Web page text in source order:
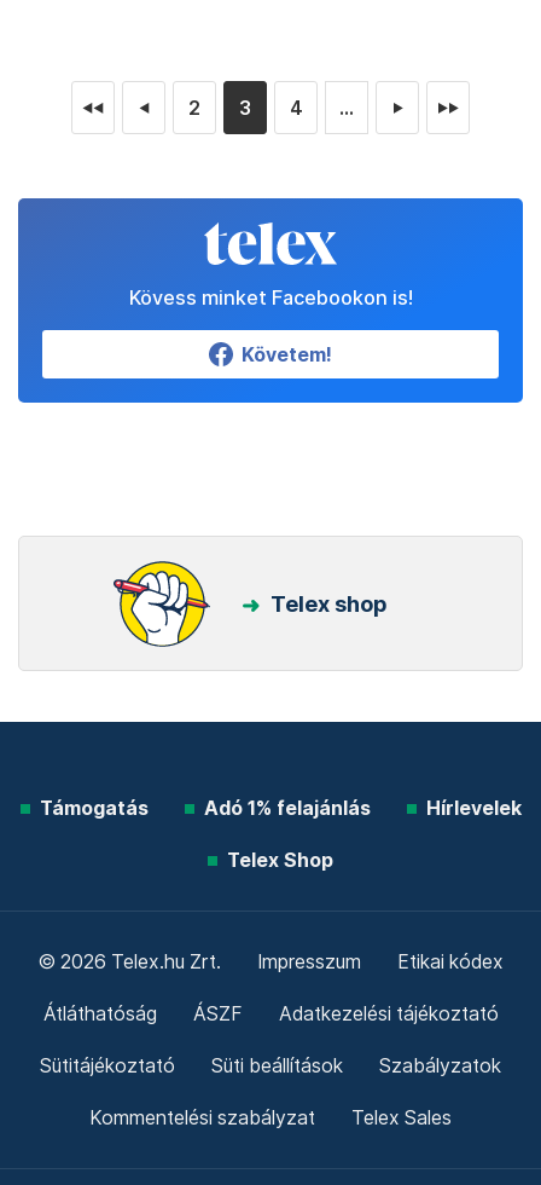
◄◄ ◄ 2 3 4 ... ► ►►
Kövess minket Facebookon is!
Követem!
Telex shop
Támogatás Adó 1% felajánlás Hírlevelek
Telex Shop
© 2026 Telex.hu Zrt. Impresszum Etikai kódex
Átláthatóság ÁSZF Adatkezelési tájékoztató
Sütitájékoztató Süti beállítások Szabályzatok
Kommentelési szabályzat Telex Sales